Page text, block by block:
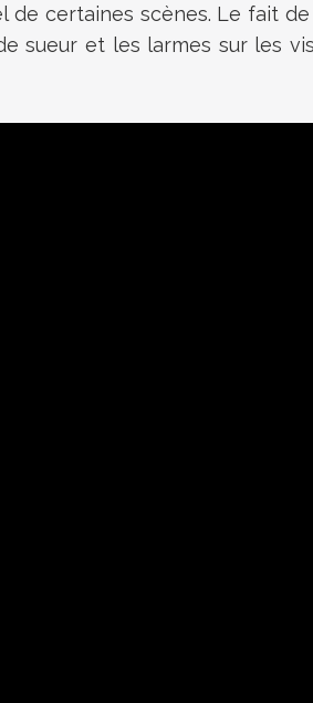
certaines scènes. Le fait
sueur et les larmes sur les